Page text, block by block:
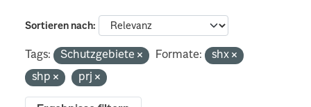
Sortieren nach
Tags: Schutzgebiete Formate:
shx
shp
prj